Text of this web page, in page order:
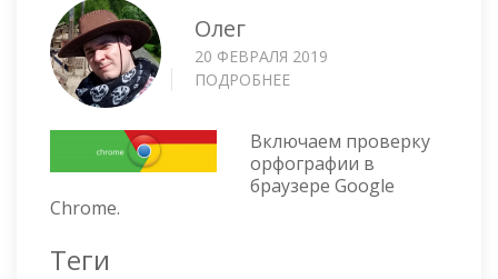
Олег
20 ФЕВРАЛЯ 2019
ПОДРОБНЕЕ
—
ПРОВЕРКА
ОРФОГРАФИИ
Включаем проверку
орфографии в
браузере Google
Chrome.
Теги